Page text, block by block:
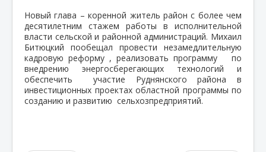
Новый глава – коренной житель район с более чем
десятилетним стажем работы в исполнительной
власти сельской и районной администраций. Михаил
Битюцкий пообещал провести незамедлительную
кадровую реформу , реализовать программу
по
внедрению энергосберегающих технологий и
обеспечить участие Руднянского района в
инвестиционных проектах областной программы по
созданию и развитию сельхозпредприятий.